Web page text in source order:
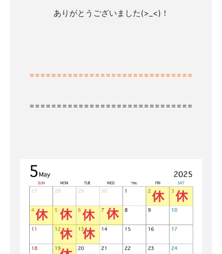
ありがとうございました(>_<)！
==============================
==============================